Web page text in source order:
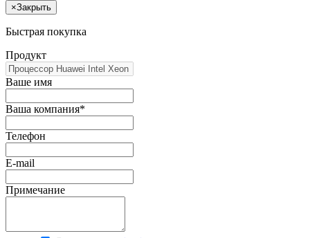
×Закрыть
Быстрая покупка
Продукт
Ваше имя
Ваша компания*
Телефон
E-mail
Примечание